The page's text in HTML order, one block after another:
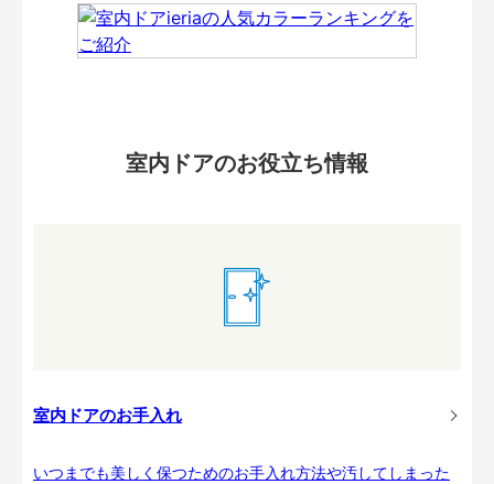
室内ドアのお役立ち情報
室内ドアのお手入れ
いつまでも美しく保つためのお手入れ方法や汚してしまった